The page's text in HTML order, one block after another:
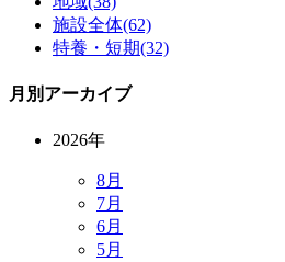
施設全体(62)
特養・短期(32)
月別アーカイブ
2026年
8月
7月
6月
5月